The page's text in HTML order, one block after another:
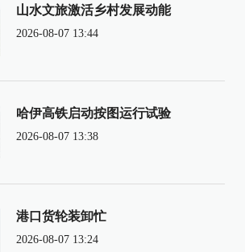
山水文旅激活乡村发展动能
2026-08-07 13:44
哈伊高铁启动按图运行试验
2026-08-07 13:38
港口货轮装卸忙
2026-08-07 13:24